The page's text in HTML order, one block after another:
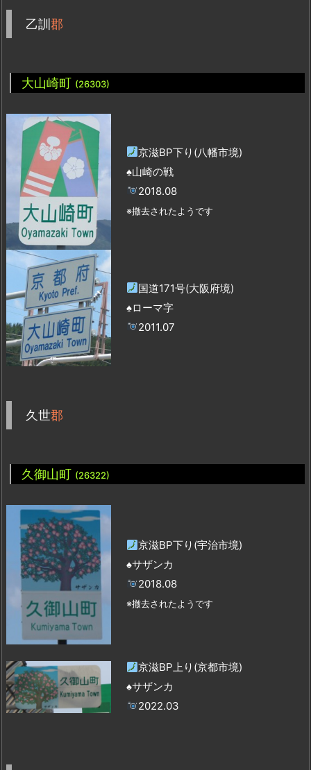
乙訓 郡
大山崎町 (26303)
京滋BP下り(八幡市境)
♠山崎の戦
2018.08
※撤去されたようです
国道171号(大阪府境)
♠ローマ字
2011.07
久世郡
久御山町 (26322)
京滋BP下り(宇治市境)
♠サザンカ
2018.08
※撤去されたようです
京滋BP上り(京都市境)
♠サザンカ
2022.03